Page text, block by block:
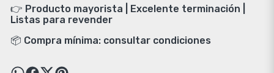
👉 Producto mayorista | Excelente terminación |
Listas para revender
📦 Compra mínima: consultar condiciones